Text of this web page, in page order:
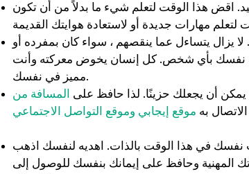
اقض هذا الوقت لتعلم شيء ما بدلاً من أن تكون
يزال يتساءل عما ينقصهم ، سواء كان بمفرده أو
نفسك بأي شخص. كل إنسان يخوض معركته وأنت
مميز في نفسك.
أن يجعلك حزينًا. لذا حافظ على
المسافة من
به موقع إيجابي وموقع التواصل الاجتماعي
نفسك في هذا الوقت بالذات. اهديه لنفسك اذهب
المهنية وحافظ على إيمانك بنفسك للوصول إلى